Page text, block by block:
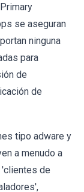
se aseguran
ninguna
para
de
de
tipo adware y
a menudo a
de